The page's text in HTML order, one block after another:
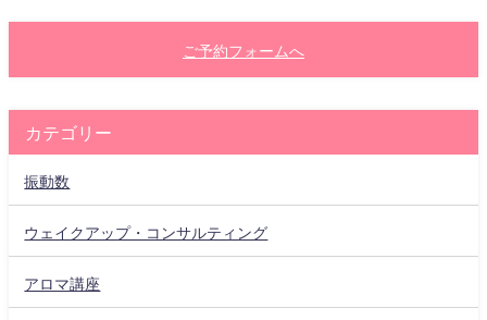
ご予約フォームへ
カテゴリー
振動数
ウェイクアップ・コンサルティング
アロマ講座